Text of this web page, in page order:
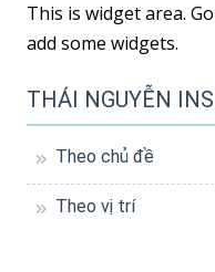
This is widget area.
add some widgets.
THÁI NGUYỄN
Theo chủ đề
Theo vị trí